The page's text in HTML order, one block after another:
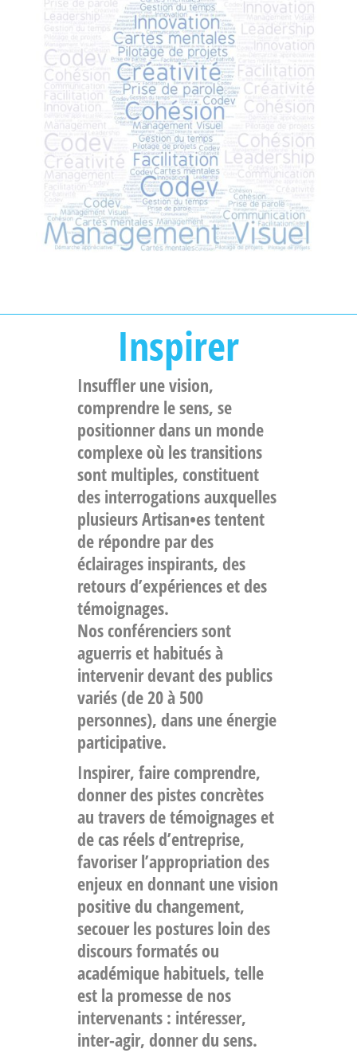
Inspirer
Insuffler une vision,
comprendre le sens, se
positionner dans un monde
complexe où les transitions
sont multiples, constituent
des interrogations auxquelles
plusieurs Artisan•es tentent
de répondre par des
éclairages inspirants, des
retours d’expériences et des
témoignages.
Nos conférenciers sont
aguerris et habitués à
intervenir devant des publics
variés (de 20 à 500
personnes), dans une énergie
participative.
Inspirer, faire comprendre,
donner des pistes concrètes
au travers de témoignages et
de cas réels d’entreprise,
favoriser l’appropriation des
enjeux en donnant unevision
positive du changement,
secouer les postures loin des
discours formatés ou
académique habituels, telle
est la promesse de nos
intervenants : intéresser,
inter-agir, donner du sens.